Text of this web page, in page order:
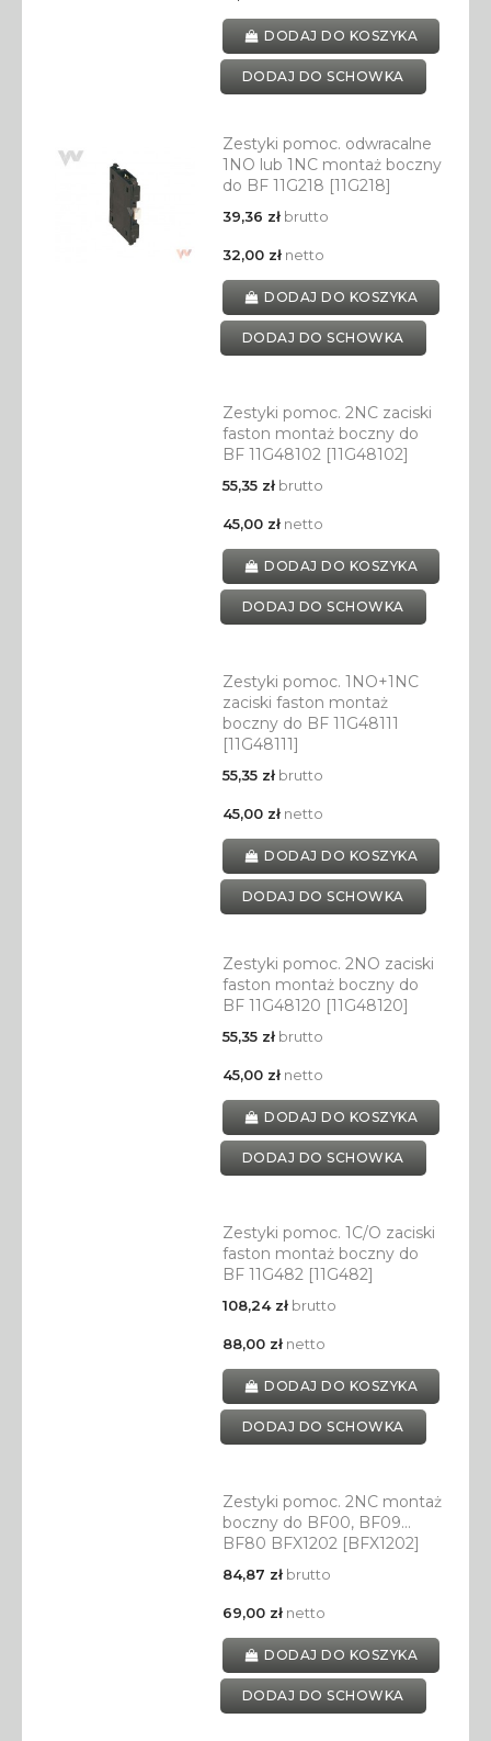
DODAJ DO KOSZYKA
DODAJ DO SCHOWKA
Zestyki pomoc. odwracalne
1NO lub 1NC montaż boczny
do BF 11G218 [11G218]
39,36 złbrutto
32,00 złnetto
DODAJ DO KOSZYKA
DODAJ DO SCHOWKA
Zestyki pomoc. 2NC zaciski
faston montaż boczny do
BF 11G48102 [11G48102]
55,35 złbrutto
45,00 złnetto
DODAJ DO KOSZYKA
DODAJ DO SCHOWKA
Zestyki pomoc. 1NO+1NC
zaciski faston montaż
boczny do BF 11G48111
[11G48111]
55,35 złbrutto
45,00 złnetto
DODAJ DO KOSZYKA
DODAJ DO SCHOWKA
Zestyki pomoc. 2NO zaciski
faston montaż boczny do
BF 11G48120 [11G48120]
55,35 złbrutto
45,00 złnetto
DODAJ DO KOSZYKA
DODAJ DO SCHOWKA
Zestyki pomoc. 1C/O zaciski
faston montaż boczny do
BF 11G482 [11G482]
108,24 złbrutto
88,00 złnetto
DODAJ DO KOSZYKA
DODAJ DO SCHOWKA
Zestyki pomoc. 2NC montaż
boczny do BF00, BF09…
BF80 BFX1202 [BFX1202]
84,87 złbrutto
69,00 złnetto
DODAJ DO KOSZYKA
DODAJ DO SCHOWKA